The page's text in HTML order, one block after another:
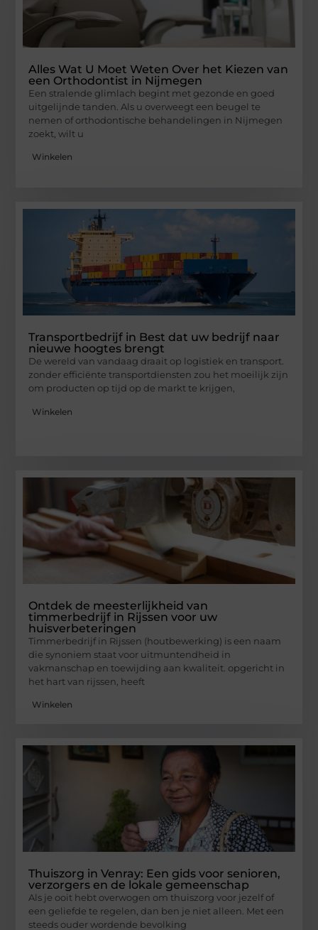
Alles Wat U Moet Weten Over het Kiezen van
een Orthodontist in Nijmegen
Een stralende glimlach begint met gezonde en goed
uitgelijnde tanden. Als u overweegt een beugel te
nemen of orthodontische behandelingen in Nijmegen
zoekt, wilt u
Winkelen
Transportbedrijf in Best dat uw bedrijf naar
nieuwe hoogtes brengt
De wereld van vandaag draait op logistiek en transport.
zonder efficiënte transportdiensten zou het moeilijk zijn
om producten op tijd op de markt te krijgen,
Winkelen
Ontdek de meesterlijkheid van
timmerbedrijf in Rijssen voor uw
huisverbeteringen
Timmerbedrijf in Rijssen (houtbewerking) is een naam
die synoniem staat voor uitmuntendheid in
vakmanschap en toewijding aan kwaliteit. opgericht in
het hart van rijssen, heeft
Winkelen
Thuiszorg in Venray: Een gids voor senioren,
verzorgers en de lokale gemeenschap
Als je ooit hebt overwogen om thuiszorg voor jezelf of
een geliefde te regelen, dan ben je niet alleen. Met een
steeds ouder wordende bevolking